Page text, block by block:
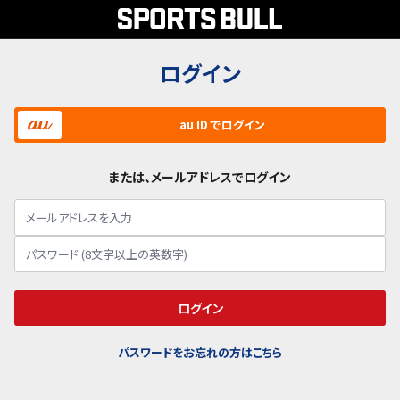
ログイン
au ID でログイン
または、メールアドレスでログイン
ログイン
パスワードをお忘れの方はこちら